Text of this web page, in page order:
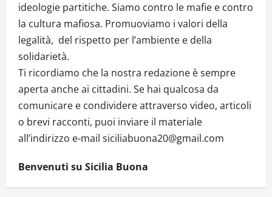
ideologie partitiche. Siamo contro le mafie e contro
la cultura mafiosa. Promuoviamo i valori della
legalità, del rispetto per l’ambiente e della
solidarietà.
Ti ricordiamo che la nostra redazione è sempre
aperta anche ai cittadini. Se hai qualcosa da
comunicare e condividere attraverso video, articoli
o brevi racconti, puoi inviare il materiale
all’indirizzo e-mail siciliabuona20@gmail.com
Benvenuti su Sicilia Buona